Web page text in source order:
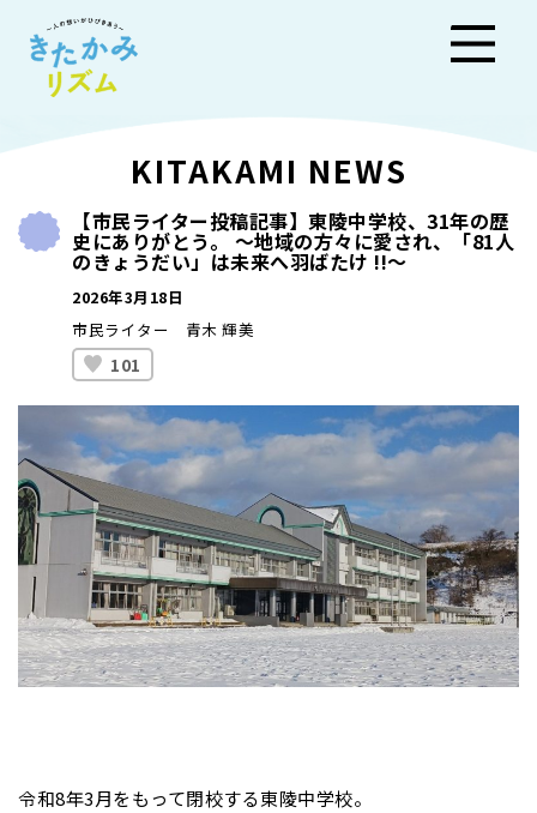
きた
かみ
リズ
ム
KITAKAMI NEWS
【市民ライター投稿記事】東陵中学校、31年の歴
史にありがとう。 ～地域の方々に愛され、「81人
のきょうだい」は未来へ羽ばたけ !!～
2026年3月18日
市民ライター 青木 輝美
101
令和8年3月をもって閉校する東陵中学校。